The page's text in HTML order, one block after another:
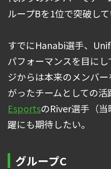
ループBを1位で突破して
すでにHanabi選手、
パフォーマンスを目に
ジからは本来のメンバ
がったチームとしての
EsportsのRiver選手（
躍にも期待したい。
グループC